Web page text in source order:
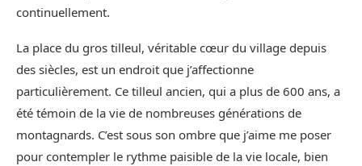
continuellement.
La place du gros tilleul, véritable cœur du village depuis
des siècles, est un endroit que j’affectionne
particulièrement. Ce tilleul ancien, qui a plus de 600 ans, a
été témoin de la vie de nombreuses générations de
montagnards. C’est sous son ombre que j’aime me poser
pour contempler le rythme paisible de la vie locale, bien